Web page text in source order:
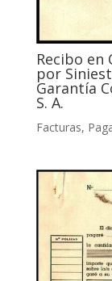
Recibo en
por
Garantía
S. A.
Facturas,